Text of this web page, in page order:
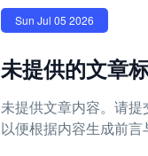
Sun Jul 05 2026
未提供的文章
未提供文章内容。请提
以便根据内容生成前言